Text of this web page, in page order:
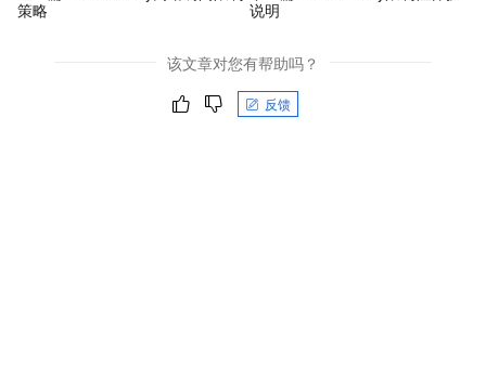
策略
说明
该文章对您有帮助吗？
反馈